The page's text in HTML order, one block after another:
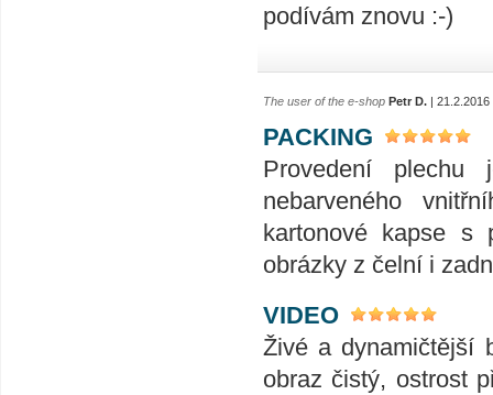
podívám znovu :-)
The user of the e-shop Petr D. | 21.2.2016
PACKING
Provedení
nebarveného
kartonové kapse s
obrázky z čelní i
VIDEO
Živé a dynamičtější
obraz čistý, ostrost